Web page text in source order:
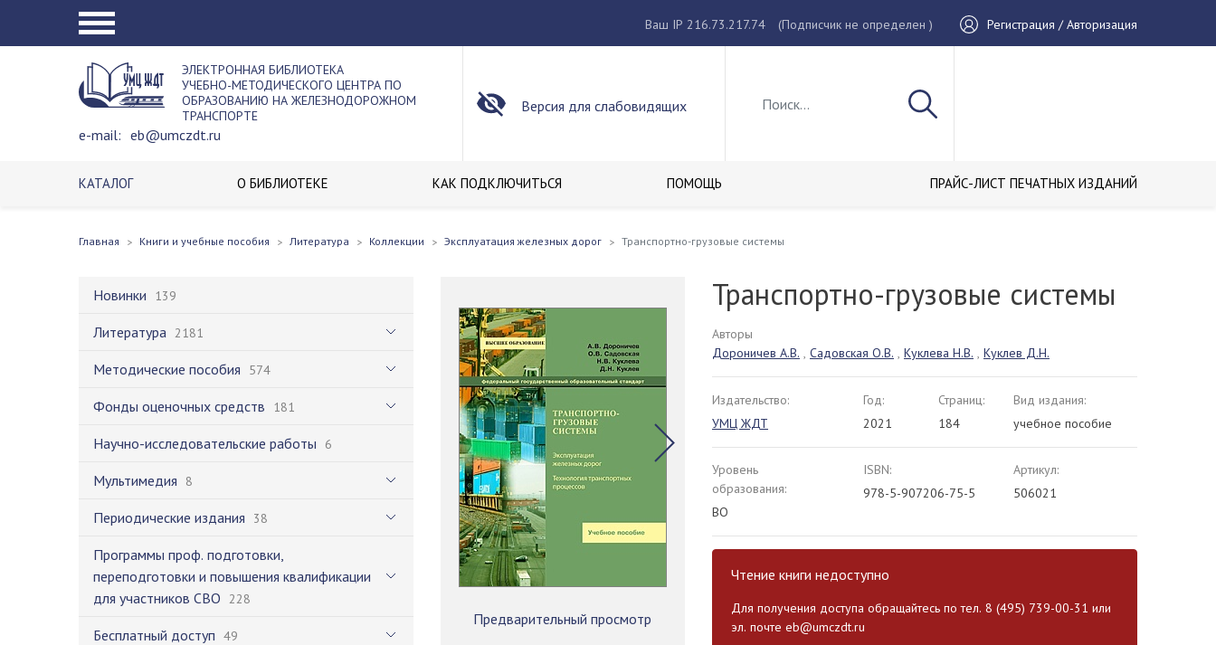
Ваш IP 216.73.217.74 (Подписчик не определен ) Регистрация / Авторизация
ЭЛЕКТРОННАЯ БИБЛИОТЕКА
УЧЕБНО-МЕТОДИЧЕСКОГО ЦЕНТРА ПО
ОБРАЗОВАНИЮ НА ЖЕЛЕЗНОДОРОЖНОМ
ТРАНСПОРТЕ
e-mail: eb@umczdt.ru
Версия для слабовидящих
КАТАЛОГ О БИБЛИОТЕКЕ КАК ПОДКЛЮЧИТЬСЯ ПОМОЩЬ ПРАЙС-ЛИСТ ПЕЧАТНЫХ ИЗДАНИЙ
Главная Книги и учебные пособия Литература Коллекции Эксплуатация железных дорог Транспортно-грузовые системы
Новинки 139
Литература 2181
Методические пособия 574
Фонды оценочных средств 181
Научно-исследовательские работы 6
Мультимедия 8
Периодические издания 38
Программы проф. подготовки,
переподготовки и повышения квалификации
для участников СВО 228
Бесплатный доступ 49
Предварительный просмотр
Транспортно-грузовые системы
Авторы
Дороничев А.В. , Садовская О.В. , Куклева Н.В. , Куклев Д.Н.
Издательство:
УМЦ ЖДТ
Год:
2021
Страниц:
184
Вид издания:
учебное пособие
Уровень
образования:
ВО
ISBN:
978-5-907206-75-5
Артикул:
506021
Чтение книги недоступно
Для получения доступа обращайтесь по тел. 8 (495) 739-00-31 или
эл. почте eb@umczdt.ru